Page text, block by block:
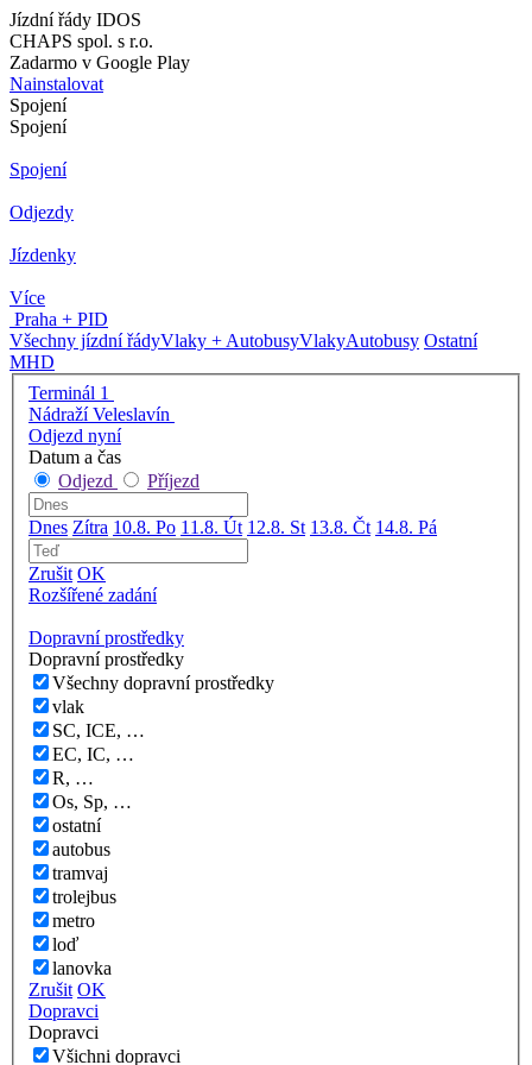
Jízdní řády IDOS
CHAPS spol. s r.o.
Zadarmo v Google Play
Nainstalovat
Spojení
Spojení
Spojení
Odjezdy
Jízdenky
Více
Praha + PID
Všechny jízdní řádyVlaky + AutobusyVlakyAutobusy Ostatní
MHD
Terminál 1
Nádraží Veleslavín
Odjezd nyní
Datum a čas
Odjezd
Příjezd
Dnes Zítra 10.8. Po 11.8. Út 12.8. St 13.8. Čt 14.8. Pá
Zrušit OK
Rozšířené zadání
Dopravní prostředky
Dopravní prostředky
Všechny dopravní prostředky
vlak
SC, ICE, …
EC, IC, …
R, …
Os, Sp, …
ostatní
autobus
tramvaj
trolejbus
metro
loď
lanovka
Zrušit OK
Dopravci
Dopravci
Všichni dopravci